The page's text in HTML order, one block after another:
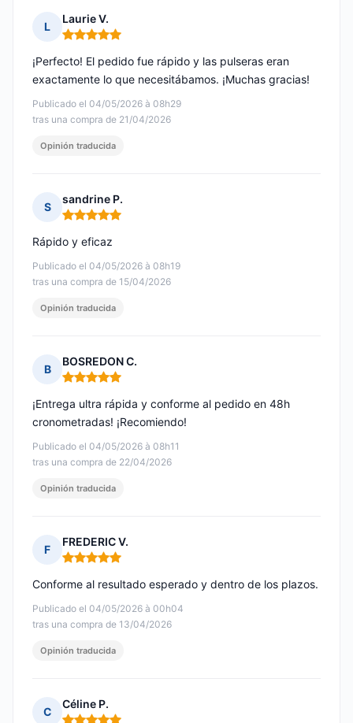
L
Laurie V.
Nota: 5 de 5
Publicado el 04/05/2026 à 08h29
tras una compra de 21/04/2026
¡Perfecto! El pedido fue rápido y las pulseras eran
exactamente lo que necesitábamos. ¡Muchas gracias!
Opinión traducida
S
sandrine P.
Nota: 5 de 5
Publicado el 04/05/2026 à 08h19
tras una compra de 15/04/2026
Rápido y eficaz
Opinión traducida
B
BOSREDON C.
Nota: 5 de 5
Publicado el 04/05/2026 à 08h11
tras una compra de 22/04/2026
¡Entrega ultra rápida y conforme al pedido en 48h
cronometradas! ¡Recomiendo!
Opinión traducida
F
FREDERIC V.
Nota: 5 de 5
Publicado el 04/05/2026 à 00h04
tras una compra de 13/04/2026
Conforme al resultado esperado y dentro de los plazos.
Opinión traducida
C
Céline P.